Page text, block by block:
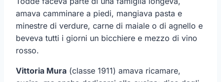
amava camminare a piedi, mangiava pasta e
minestre di verdure, carne di maiale o di agnello e
beveva tutti i giorni un bicchiere e mezzo di vino
rosso.
Vittoria Mura (classe 1911) amava ricamare,